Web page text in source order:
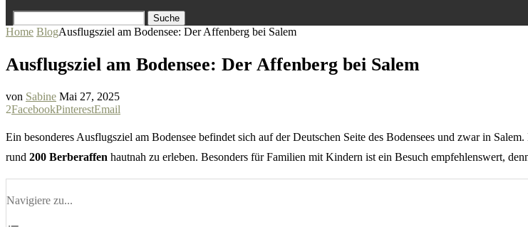
Suche
Home BlogAusflugsziel am Bodensee: Der Affenberg bei Salem
Ausflugsziel am Bodensee: Der Affenberg bei Salem
von Sabine Mai 27, 2025
2FacebookPinterestEmail
Ein besonderes Ausflugsziel am Bodensee befindet sich auf der Deutschen Seite des Bodensees und zwar in
rund 200 Berberaffen hautnah zu erleben. Besonders für Familien mit Kindern ist ein Besuch empfehlenswert,
Navigiere zu...